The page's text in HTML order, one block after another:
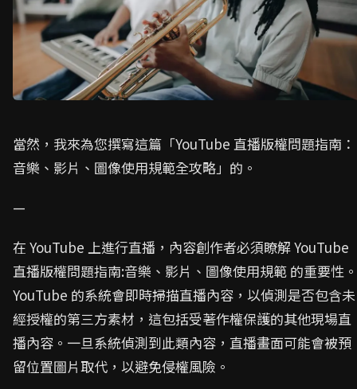
當然，我來為您撰寫這篇「YouTube 直播版權問題指南：
音樂、影片、圖像使用規範全攻略」的。
—
在 YouTube 上進行直播，內容創作者必須瞭解 YouTube
直播版權問題指南:音樂、影片、圖像使用規範 的重要性。
YouTube 的系統會即時掃描直播內容，以偵測是否包含未
經授權的第三方素材，這包括受著作權保護的其他現場直
播內容。一旦系統偵測到此類內容，直播畫面可能會被預
留位置圖片取代，以避免侵權風險。